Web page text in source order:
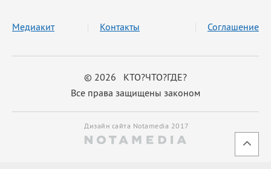
© 2026 КТО?ЧТО?ГДЕ?
Все права защищены законом
Медиакит Контакты Соглашение
Дизайн сайта Notamedia 2017